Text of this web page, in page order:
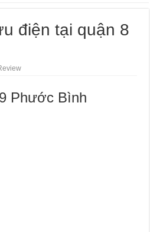
điện tại quận 8
Phước Bình